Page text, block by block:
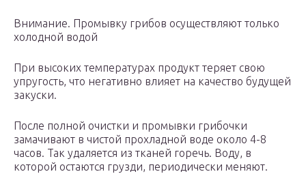
Внимание. Промывку грибов осуществляют только
холодной водой
При высоких температурах продукт теряет свою
упругость, что негативно влияет на качество будущей
закуски.
После полной очистки и промывки грибочки
замачивают в чистой прохладной воде около 4-8
часов. Так удаляется из тканей горечь. Воду, в
которой остаются грузди, периодически меняют.